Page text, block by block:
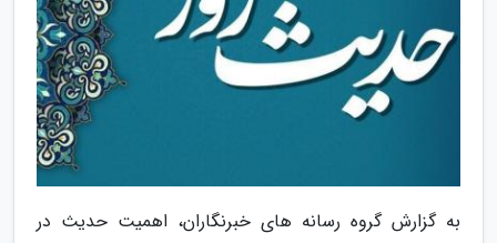
به گزارش گروه رسانه های خبرنگاران، اهمیت حدیث در